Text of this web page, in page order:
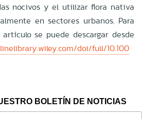
nocivos y el utilizar flora nativa
en sectores urbanos. Para
se puede descargar desde
doi/full/10.100
BOLETÍN DE NOTICIAS